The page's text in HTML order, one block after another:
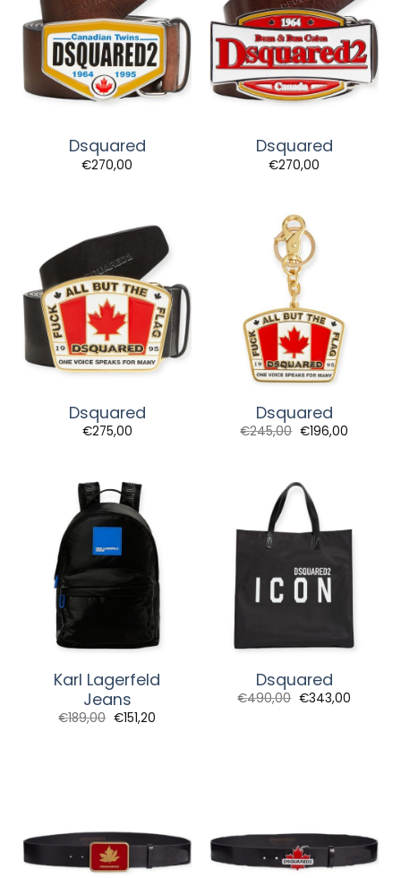
Dsquared
€270,00
Dsquared
€270,00
Dsquared
€275,00
Dsquared
€245,00 €196,00
Karl Lagerfeld
Jeans
€189,00 €151,20
Dsquared
€490,00 €343,00